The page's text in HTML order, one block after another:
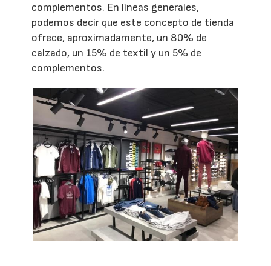
complementos. En líneas generales,
podemos decir que este concepto de tienda
ofrece, aproximadamente, un 80% de
calzado, un 15% de textil y un 5% de
complementos.